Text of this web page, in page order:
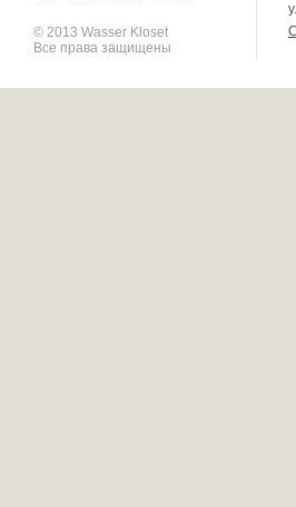
© 2013 Wasser Kloset
Все права защищены